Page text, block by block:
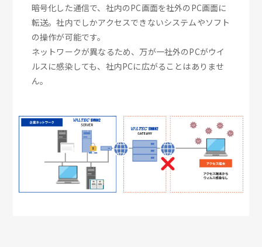
暗号化した通信で、社内のPC画面を社外のPC画面に
転送。社内でしかアクセスできないシステムやソフト
の操作が可能です。
ネットワークが異なるため、万が一社外のPCがウイ
ルスに感染しても、社内PCに広がることはありませ
ん。